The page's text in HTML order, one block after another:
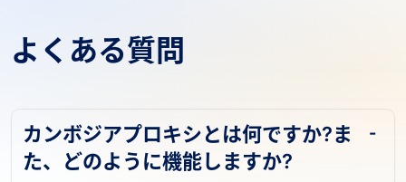
よくある質問
カンボジアプロキシとは何ですか?ま
た、どのように機能しますか?